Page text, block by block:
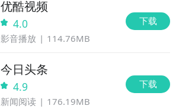
优酷视频
4.0
影音播放 114.76MB
下载
今日头条
4.9
新闻阅读 176.19MB
下载